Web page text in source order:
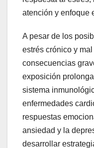
atención y enfoque
A pesar de los
estrés crónico y
consecuencias
exposición
sistema
enfermedades
respuestas
ansiedad y la
desarrollar